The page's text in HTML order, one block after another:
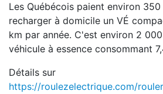
Les Québécois paient environ
recharger à domicile un VÉ
km par année. C'est environ 2
véhicule à essence consommant
Détails sur
https://roulezelectrique.com/